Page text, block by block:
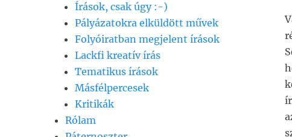
Írások, csak úgy :-)
Pályázatokra elküldött művek
Folyóiratban megjelent írások
Lackfi kreatív írás
Tematikus írások
Másfélpercesek
Kritikák
Rólam